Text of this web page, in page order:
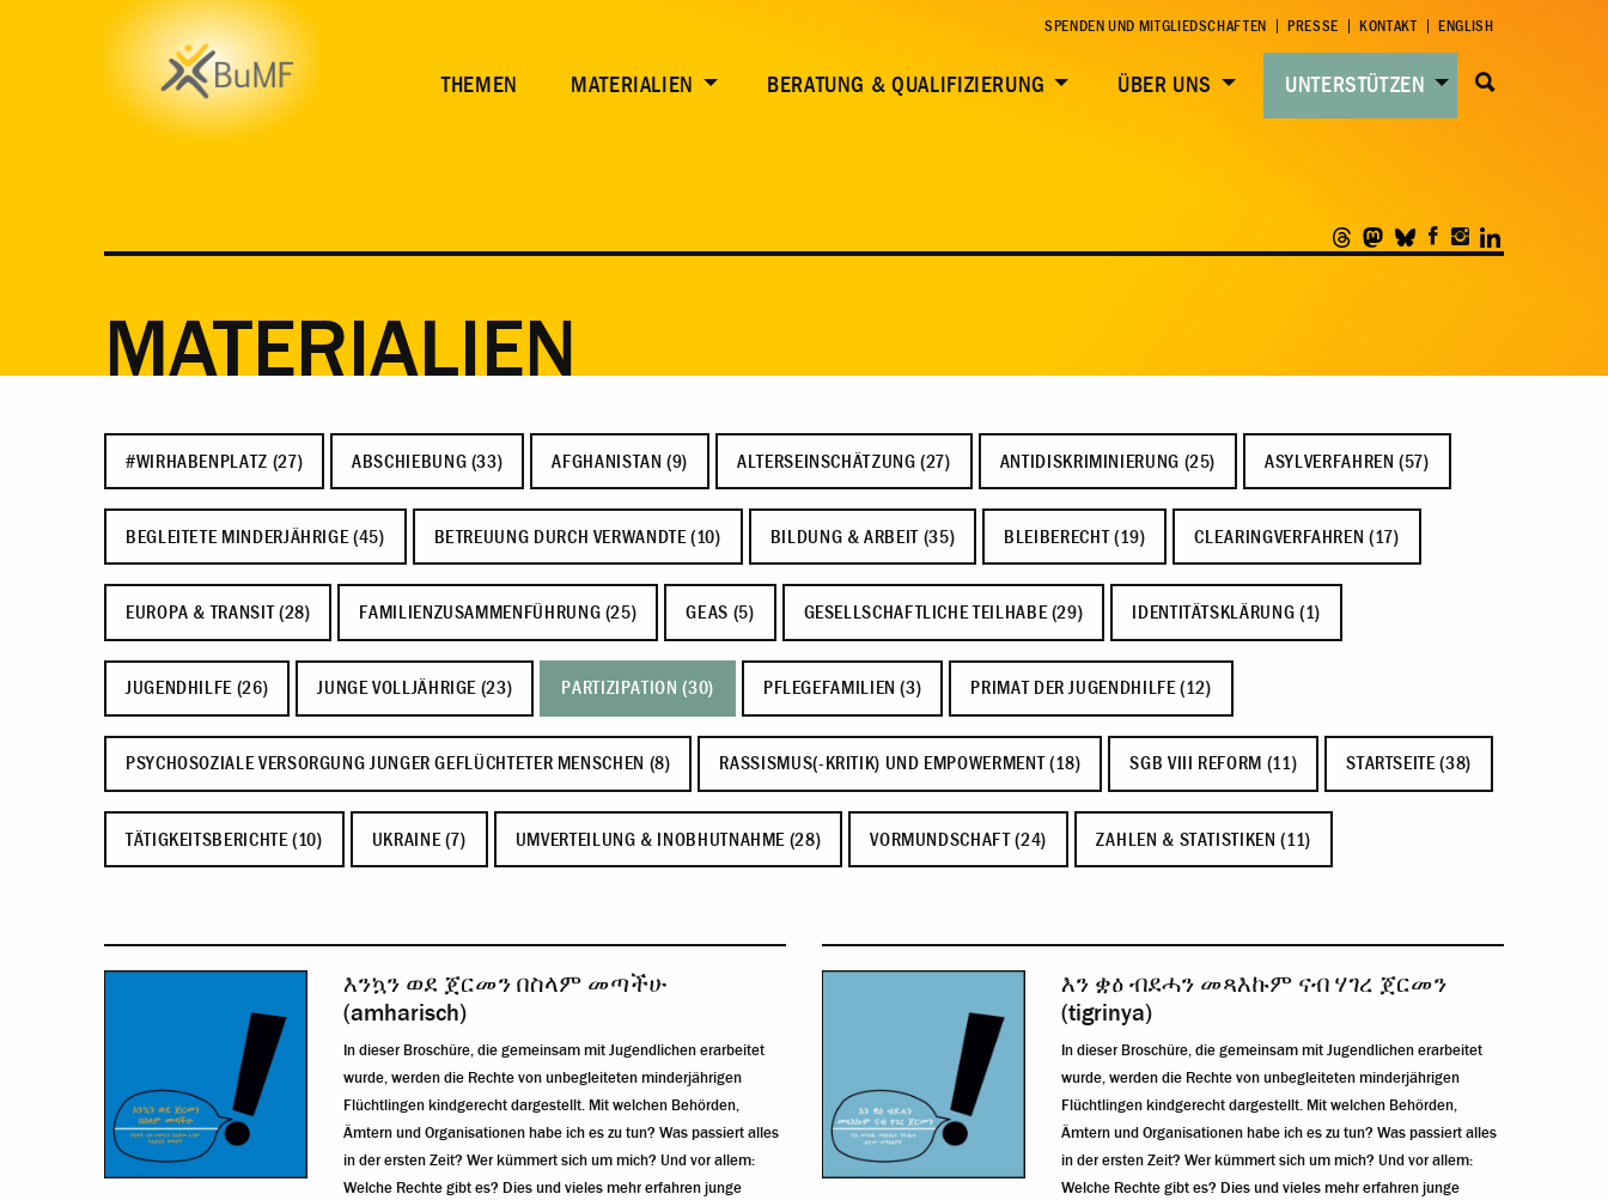
SPENDEN UND MITGLIEDSCHAFTEN PRESSE KONTAKT ENGLISH
THEMEN MATERIALIEN BERATUNG & QUALIFIZIERUNG ÜBER UNS UNTERSTÜTZEN
MATERIALIEN
#WIRHABENPLATZ (27) ABSCHIEBUNG (33) AFGHANISTAN (9) ALTERSEINSCHÄTZUNG (27) ANTIDISKRIMINIERUNG (25) ASYLVERFAHREN (57)
BEGLEITETE MINDERJÄHRIGE (45) BETREUUNG DURCH VERWANDTE (10) BILDUNG & ARBEIT (35) BLEIBERECHT (19) CLEARINGVERFAHREN (17)
EUROPA & TRANSIT (28) FAMILIENZUSAMMENFÜHRUNG (25) GEAS (5) GESELLSCHAFTLICHE TEILHABE (29) IDENTITÄTSKLÄRUNG (1)
JUGENDHILFE (26) JUNGE VOLLJÄHRIGE (23) PARTIZIPATION (30) PFLEGEFAMILIEN (3) PRIMAT DER JUGENDHILFE (12)
PSYCHOSOZIALE VERSORGUNG JUNGER GEFLÜCHTETER MENSCHEN (8) RASSISMUS(-KRITIK) UND EMPOWERMENT (18) SGB VIII REFORM (11) STARTSEITE (38)
TÄTIGKEITSBERICHTE (10) UKRAINE (7) UMVERTEILUNG & INOBHUTNAHME (28) VORMUNDSCHAFT (24) ZAHLEN & STATISTIKEN (11)
እንኳን ወደ ጀርመን በስላም መጣችሁ
(amharisch)
In dieser Broschüre, die gemeinsam mit Jugendlichen erarbeitet
wurde, werden die Rechte von unbegleiteten minderjährigen
Flüchtlingen kindgerecht dargestellt. Mit welchen Behörden,
Ämtern und Organisationen habe ich es zu tun? Was passiert alles
in der ersten Zeit? Wer kümmert sich um mich? Und vor allem:
Welche Rechte gibt es? Dies und vieles mehr erfahren junge
እን ቋዕ ብደሓን መጻእኩም ናብ ሃገረ ጀርመን
(tigrinya)
In dieser Broschüre, die gemeinsam mit Jugendlichen erarbeitet
wurde, werden die Rechte von unbegleiteten minderjährigen
Flüchtlingen kindgerecht dargestellt. Mit welchen Behörden,
Ämtern und Organisationen habe ich es zu tun? Was passiert alles
in der ersten Zeit? Wer kümmert sich um mich? Und vor allem:
Welche Rechte gibt es? Dies und vieles mehr erfahren junge